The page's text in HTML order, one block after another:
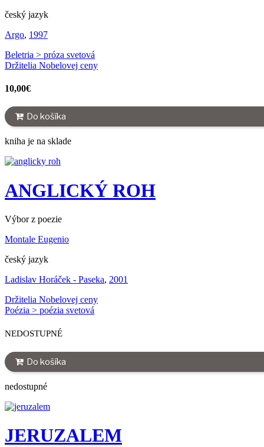
český jazyk
Argo, 1997
Beletria > próza svetová
Držitelia Nobelovej ceny
10,00€
Do košíka
kniha je na sklade
ANGLICKÝ ROH
Výbor z poezie
Montale Eugenio
český jazyk
Ladislav Horáček - Paseka, 2001
Držitelia Nobelovej ceny
Poézia > poézia svetová
NEDOSTUPNÉ
Do košíka
nedostupné
JERUZALEM